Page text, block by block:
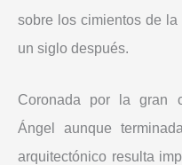
sobre los cimientos de
un siglo después.
Coronada por la gran
Ángel aunque
arquitectónico resulta